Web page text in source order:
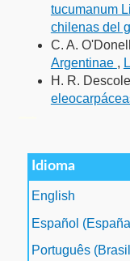
tucumanum
chilenas del
C. A.
Argentinae ,
H. R.
Idioma
English
Español
Português